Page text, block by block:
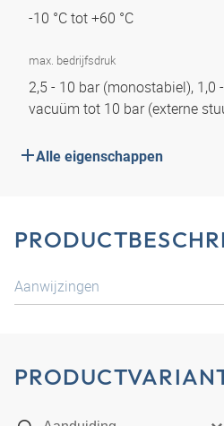
-10 °C tot +60 °C
max. bedrijfsdruk
2,5 - 10 bar (monostabiel), 1,0
vacuüm tot 10 bar (externe
Alle eigenschappen
Aanwijzingen